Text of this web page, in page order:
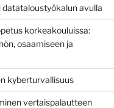
avulla
korkeakouluissa:
osaamiseen ja
kyberturvallisuus
vertaispalautteen